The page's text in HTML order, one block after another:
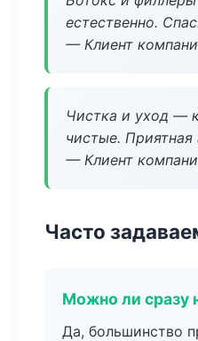
естественно.
— Клиент
Чистка и уход —
чистые. Приятная
— Клиент
Часто
Можно ли сразу
Да, большинство